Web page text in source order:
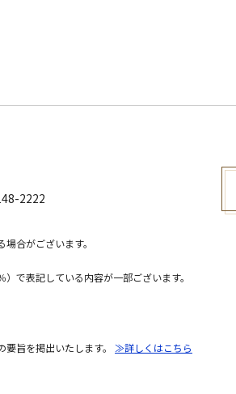
2222
合がございます。
で表記している内容が一部ございます。
旨を掲出いたします。 ≫詳しくはこちら